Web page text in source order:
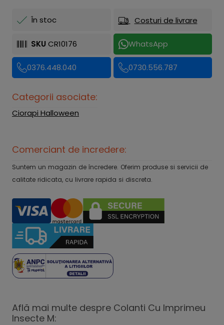
În stoc Costuri de livrare
SKU CR10176 WhatsApp
0376.448.040 0730.556.787
Categorii asociate:
Ciorapi Halloween
Comerciant de incredere:
Suntem un magazin de încredere. Oferim produse si servicii de
calitate ridicata, cu livrare rapida si discreta.
Află mai multe despre Colanti Cu Imprimeu
Insecte M: